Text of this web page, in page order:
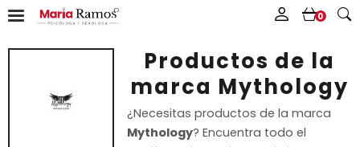
0
Productos de la
marca Mythology
¿Necesitas productos de la marca
Mythology? Encuentra todo el